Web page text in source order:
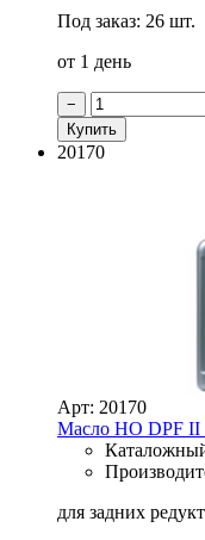
Под заказ: 26 шт.
от 1 день
−
Купить
20170
Арт: 20170
Масло HO DPF II
для задних